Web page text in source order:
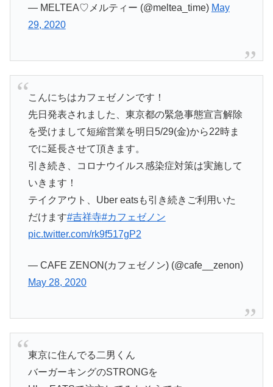
— MELTEA♡メルティー (@meltea_time) May
29, 2020
こんにちはカフェゼノンです！
先日発表されました、東京都の緊急事態宣言解除
を受けまして短縮営業を明日5/29(金)から22時ま
でに延長させて頂きます。
引き続き、コロナウイルス感染症対策は実施して
いきます！
テイクアウト、Uber eatsも引き続きご利用いた
だけます#吉祥寺#カフェゼノン
pic.twitter.com/rk9f517gP2
— CAFE ZENON(カフェゼノン) (@cafe__zenon)
May 28, 2020
東京に住んでる二男くん
バーガーキングのSTRONGを